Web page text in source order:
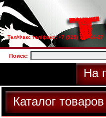
Тел/Факс тел/факс: +7 (925) 733-66-27
Поиск:
На
Каталог товаров